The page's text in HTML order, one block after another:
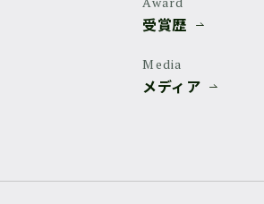
受賞歴
Media
メディア